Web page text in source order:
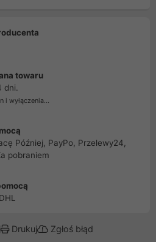
towaru
dni.
i wyłączenia...
Później, PayPo, Przelewy24,
pobraniem
Drukuj Zgłoś błąd